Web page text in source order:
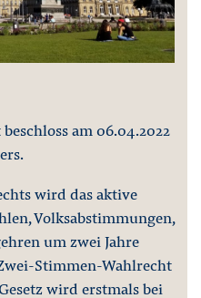
am 06.04.2022
wird das aktive
Volksabstimmungen,
um zwei Jahre
Stimmen-Wahlrecht
wird erstmals bei